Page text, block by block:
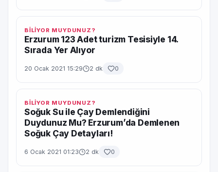
BİLİYOR MUYDUNUZ?
Erzurum 123 Adet turizm Tesisiyle 14.
Sırada Yer Alıyor
20 Ocak 2021 15:29 2 dk 0
BİLİYOR MUYDUNUZ?
Soğuk Su ile Çay Demlendiğini
Duydunuz Mu? Erzurum’da Demlenen
Soğuk Çay Detayları!
6 Ocak 2021 01:23 2 dk 0